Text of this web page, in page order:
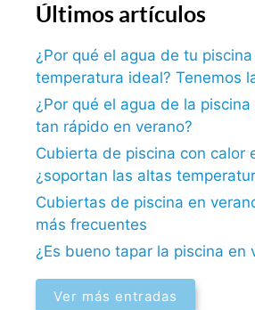
Últimos artículos
¿Por qué el agua de tu
temperatura ideal? Tenemos
¿Por qué el agua de la
tan rápido en verano?
Cubierta de piscina con calor
¿soportan las altas
Cubiertas de piscina en
más frecuentes
¿Es bueno tapar la piscina en
Ver más entradas